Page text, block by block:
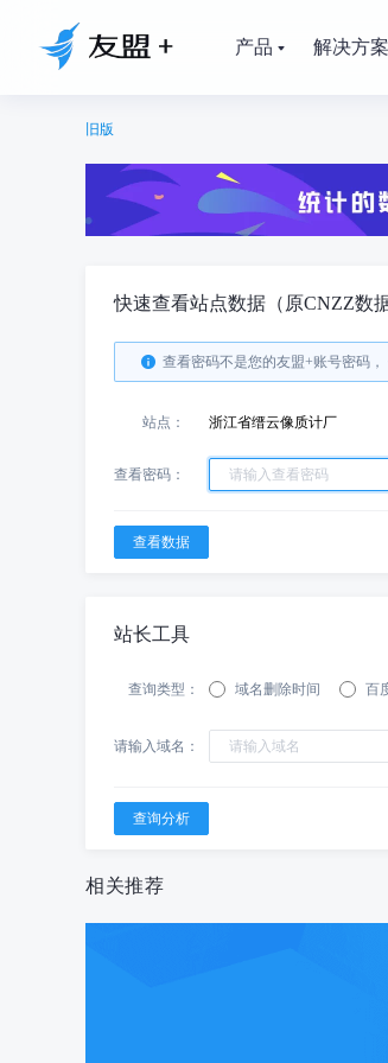
产品 解决方案
旧版
快速查看站点数据（原CNZZ数
查看密码不是您的友盟+账号密码，
站点： 浙江省缙云像质计厂
查看密码：
站长工具
查询类型： 域名删除时间 百
请输入域名：
相关推荐